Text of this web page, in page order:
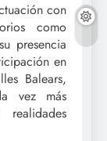
con
como
presencia
en
Balears,
vez más